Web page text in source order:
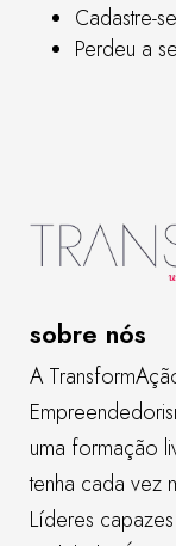
Cadastre-se
Perdeu a
sobre nós
A
uma formação
tenha cada vez
Líderes